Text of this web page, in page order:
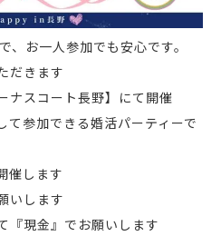
、お一人参加でも安心です。
だきます
ナスコート長野】にて開催
て参加できる婚活パーティーで
催します
いします
『現金』でお願いします